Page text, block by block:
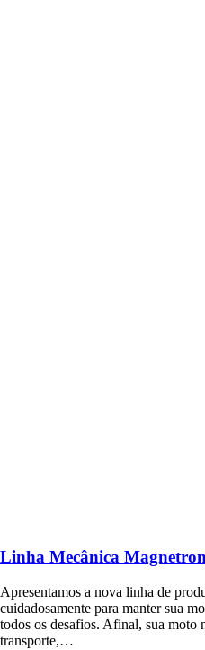
Linha Mecânica
Apresentamos a nova linha de
cuidadosamente para manter sua
todos os desafios. Afinal, sua moto
transporte,…